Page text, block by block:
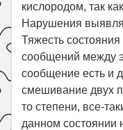
кислородом, так
Нарушения
Тяжесть
сообщений между
сообщение есть и
смешивание двух
то степени, все-
данном состоянии